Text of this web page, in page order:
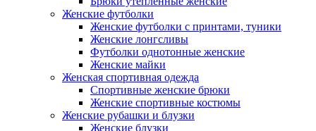
Женские футболки
Женские футболки с принтами, туники
Женские лонгсливы
Футболки однотонные женские
Женские майки
Женская спортивная одежда
Спортивные женские брюки
Женские спортивные костюмы
Женские рубашки и блузки
Женские блузки